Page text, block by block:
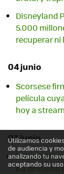
Disneyland
5.000
recuperar ni
04 junio
Scorsese
película
hoy a
03 junio
Hoy en
ha devuelto
Utilizamos
de audiencia y
analizando tu
aceptando su uso.